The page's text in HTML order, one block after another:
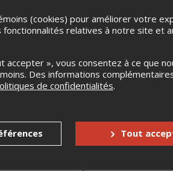
avancent un folk-rock
Noël et Vivianne Roy fortifient les
décident plutôt de former un groupe,
Ce mini-album rayonne
la nécessité de jouer sur des
(cookies) pour améliorer votre
relatives à notre site et
accepter », vous consentez à ce que
Des informations
de confidentialités.
Tout